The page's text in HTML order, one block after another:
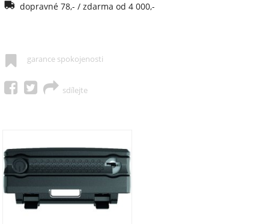
dopravné 78,- / zdarma od 4 000,-
garance spokojenosti
sdílejte